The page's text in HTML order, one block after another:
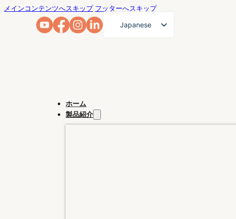
メインコンテンツへスキップ フッターへスキップ
Japanese
ホーム
製品紹介